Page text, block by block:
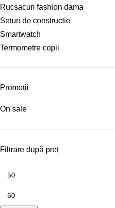
Rucsacuri fashion dama
Seturi de constructie
Smartwatch
Termometre copii
Promoții
On sale
Filtrare după preț